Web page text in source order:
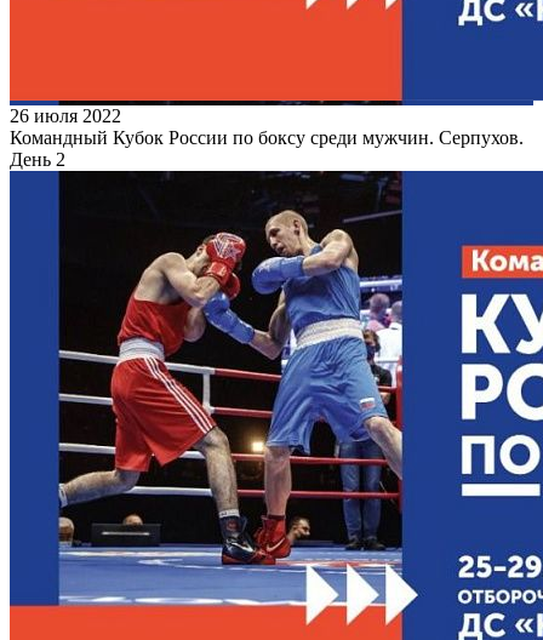
26 июля 2022
Командный Кубок России по боксу среди мужчин. Серпухов.
День 2